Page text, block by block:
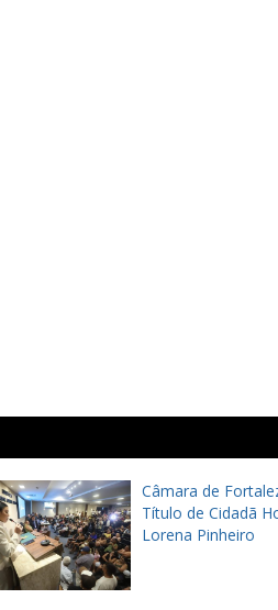
Câmara de
Título de Cidadã
Lorena Pinheiro